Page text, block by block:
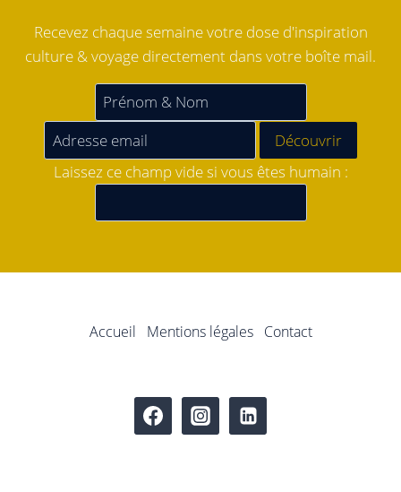
Recevez chaque semaine votre dose d'inspiration
culture & voyage directement dans votre boîte mail.
Laissez ce champ vide si vous êtes humain :
Accueil Mentions légales Contact